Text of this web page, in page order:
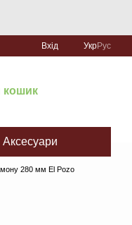
Вхід УкрРус
кошик
Аксесуари
280 мм El Pozo